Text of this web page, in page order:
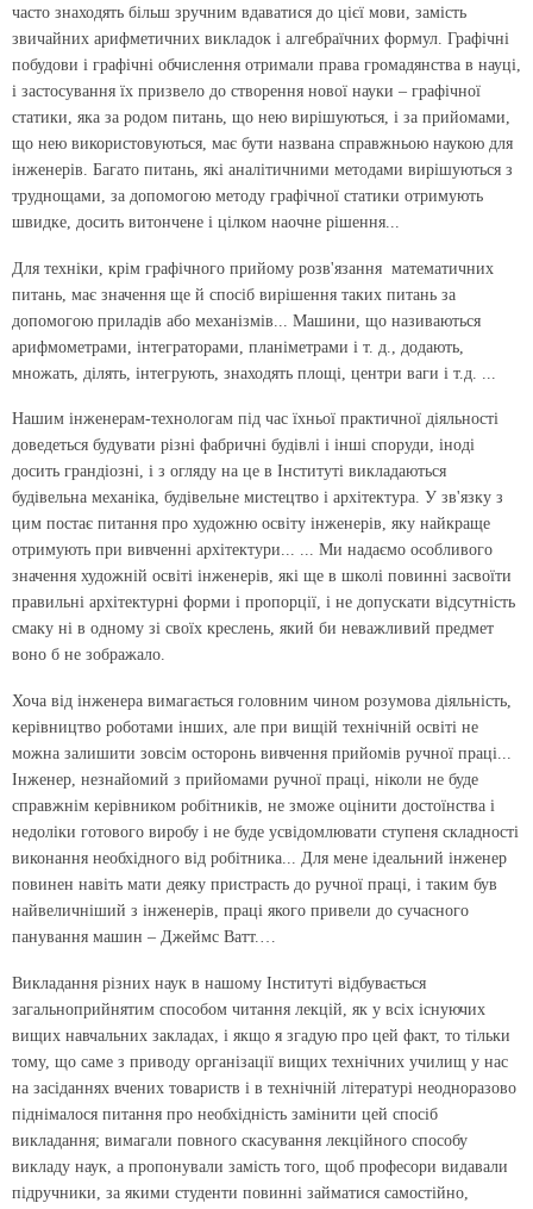
часто знаходять більш зручним вдаватися до цієї мови, замість
звичайних арифметичних викладок і алгебраїчних формул. Графічні
побудови і графічні обчислення отримали права громадянства в науці,
і застосування їх призвело до створення нової науки – графічної
статики, яка за родом питань, що нею вирішуються, і за прийомами,
що нею використовуються, має бути названа справжньою наукою для
інженерів. Багато питань, які аналітичними методами вирішуються з
труднощами, за допомогою методу графічної статики отримують
швидке, досить витончене і цілком наочне рішення...
Для техніки, крім графічного прийому розв'язання математичних
питань, має значення ще й спосіб вирішення таких питань за
допомогою приладів або механізмів... Машини, що називаються
арифмометрами, інтеграторами, планіметрами і т. д., додають,
множать, ділять, інтегрують, знаходять площі, центри ваги і т.д. ...
Нашим інженерам-технологам під час їхньої практичної діяльності
доведеться будувати різні фабричні будівлі і інші споруди, іноді
досить грандіозні, і з огляду на це в Інституті викладаються
будівельна механіка, будівельне мистецтво і архітектура. У зв'язку з
цим постає питання про художню освіту інженерів, яку найкраще
отримують при вивченні архітектури... ... Ми надаємо особливого
значення художній освіті інженерів, які ще в школі повинні засвоїти
правильні архітектурні форми і пропорції, і не допускати відсутність
смаку ні в одному зі своїх креслень, який би неважливий предмет
воно б не зображало.
Хоча від інженера вимагається головним чином розумова діяльність,
керівництво роботами інших, але при вищій технічній освіті не
можна залишити зовсім осторонь вивчення прийомів ручної праці...
Інженер, незнайомий з прийомами ручної праці, ніколи не буде
справжнім керівником робітників, не зможе оцінити достоїнства і
недоліки готового виробу і не буде усвідомлювати ступеня складності
виконання необхідного від робітника... Для мене ідеальний інженер
повинен навіть мати деяку пристрасть до ручної праці, і таким був
найвеличніший з інженерів, праці якого привели до сучасного
панування машин – Джеймс Ватт.…
Викладання різних наук в нашому Інституті відбувається
загальноприйнятим способом читання лекцій, як у всіх існуючих
вищих навчальних закладах, і якщо я згадую про цей факт, то тільки
тому, що саме з приводу організації вищих технічних училищ у нас
на засіданнях вчених товариств і в технічній літературі неодноразово
піднімалося питання про необхідність замінити цей спосіб
викладання; вимагали повного скасування лекційного способу
викладу наук, а пропонували замість того, щоб професори видавали
підручники, за якими студенти повинні займатися самостійно,